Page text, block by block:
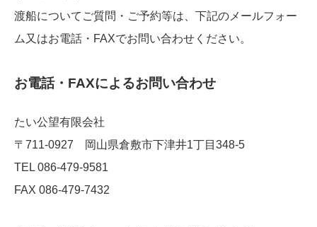
渡船についてご質問・ご予約等は、下記のメールフォー
ム又はお電話・FAXでお問い合わせください。
お電話・FAXによるお問い合わせ
たい公望有限会社
〒711-0927 岡山県倉敷市下津井1丁目348-5
TEL 086-479-9581
FAX 086-479-7432